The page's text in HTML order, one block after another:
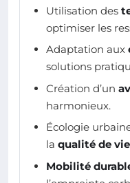
Utilisation des
optimiser les
Adaptation aux
solutions
Création d’un
harmonieux.
Écologie
la qualité de vie
Mobilité